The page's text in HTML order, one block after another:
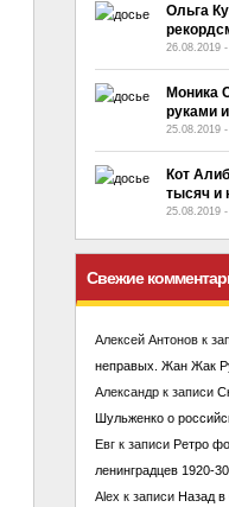
Ольга
26.08.2019-
Моника
руками
25.08.2019-
Кот
тысяч и
25.08.2019-
Свежие
Алексей Антонов к
неправых. Жан Жак
Александр к записи
Шульженко о
Евг к записиРетро
ленинградцев 1920-
Alex к записиНазад